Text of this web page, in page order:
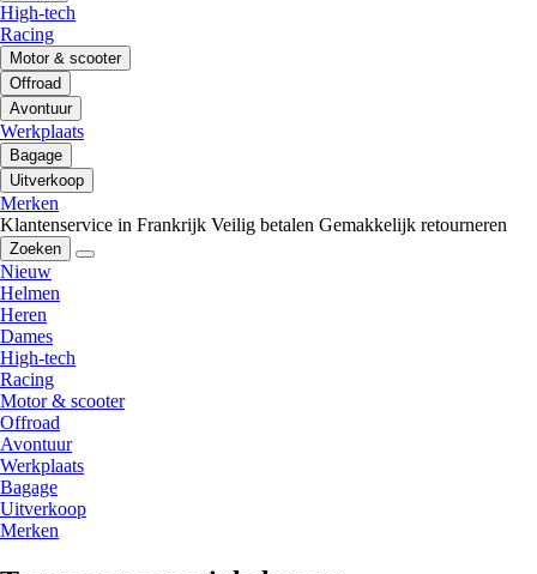
High-tech
Racing
Motor & scooter
Offroad
Avontuur
Werkplaats
Bagage
Uitverkoop
Merken
Klantenservice in Frankrijk Veilig betalen Gemakkelijk retourneren
Zoeken
Nieuw
Helmen
Heren
Dames
High-tech
Racing
Motor & scooter
Offroad
Avontuur
Werkplaats
Bagage
Uitverkoop
Merken